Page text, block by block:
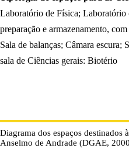
Laboratório de Física;
preparação e armazenamento,
Sala de balanças; Câmara escura;
sala de Ciências gerais: Biotério
Diagrama dos espaços destinados
Anselmo de Andrade (DGAE,